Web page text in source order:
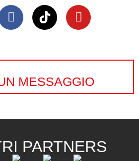
MESSAGGIO
PARTNERS